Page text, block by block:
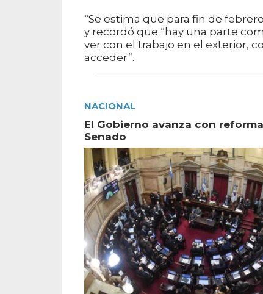
“Se estima que para fin de
y recordó que “hay una parte
ver con el trabajo en el exterior,
acceder”.
NACIONAL
El Gobierno avanza con
Senado